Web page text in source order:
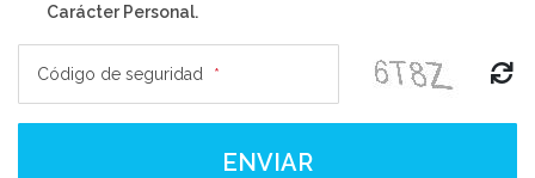
Carácter Personal.
Código de seguridad *
ENVIAR